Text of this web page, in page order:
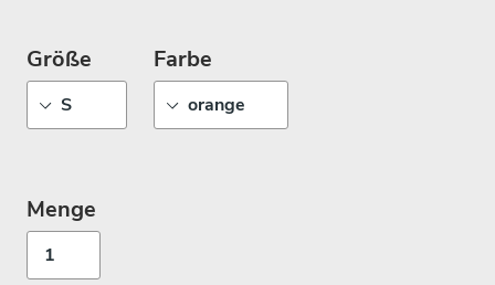
Größe Farbe
Menge